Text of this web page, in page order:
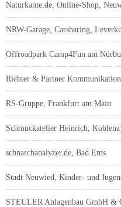
Naturkante.de, Online-Shop,
NRW-Garage, Carsharing,
Offroadpark Camp4Fun am
Richter & Partner
RS-Gruppe, Frankfurt am Main
Schmuckatelier Heinrich, Koblenz
schnarchanalyzer.de, Bad Ems
Stadt Neuwied, Kinder- und
STEULER Anlagenbau GmbH &